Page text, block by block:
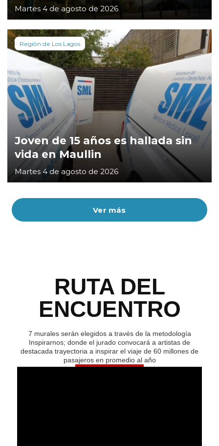
Ver más
Martes 4 de agosto de 2026
Región de Los Lagos
Joven de 15 años es hallada sin
vida en Maullin
Martes 4 de agosto de 2026
RUTA DEL
ENCUENTRO
7 murales serán elegidos a través de la metodología
Inspirarnos; donde el jurado convocará a artistas de
destacada trayectoria a inspirar el viaje de 60 millones de
pasajeros en promedio al año